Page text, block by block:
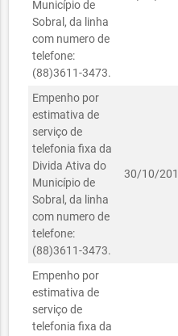
Município de
Sobral, da linha
com numero de
telefone:
(88)3611-3473.
Empenho por
estimativa de
serviço de
telefonia fixa da
Divida Ativa do
Município de
Sobral, da linha
com numero de
telefone:
(88)3611-3473.
30/10/
Empenho por
estimativa de
serviço de
telefonia fixa da